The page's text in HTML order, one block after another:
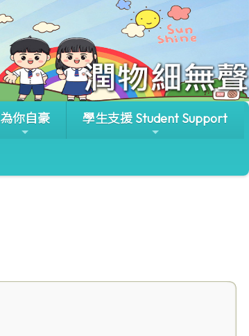
為你自豪 學生支援 Student Support